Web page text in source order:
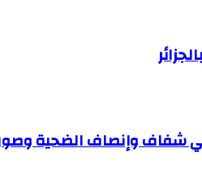
شفاف وإنصاف الضحية